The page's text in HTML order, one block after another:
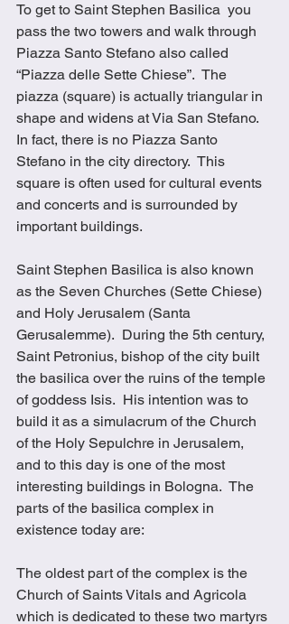
To get to Saint Stephen Basilica  you
pass the two towers and walk through
Piazza Santo Stefano also called
“Piazza delle Sette Chiese”.  The
piazza (square) is actually triangular in
shape and widens at Via San Stefano.
In fact, there is no Piazza Santo
Stefano in the city directory.  This
square is often used for cultural events
and concerts and is surrounded by
important buildings.
Saint Stephen Basilica is also known
as the Seven Churches (Sette Chiese)
and Holy Jerusalem (Santa
Gerusalemme).  During the 5th century,
Saint Petronius, bishop of the city built
the basilica over the ruins of the temple
of goddess Isis.  His intention was to
build it as a simulacrum of the Church
of the Holy Sepulchre in Jerusalem,
and to this day is one of the most
interesting buildings in Bologna.  The
parts of the basilica complex in
existence today are:
The oldest part of the complex is the
Church of Saints Vitals and Agricola
which is dedicated to these two martyrs